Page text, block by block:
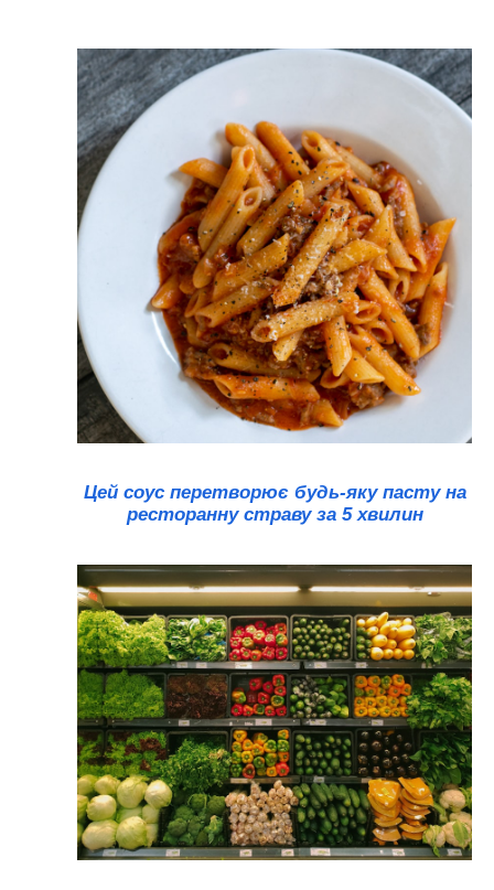
Цей соус перетворює будь-яку пасту на
ресторанну страву за 5 хвилин